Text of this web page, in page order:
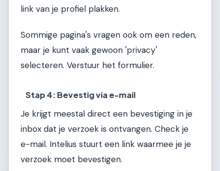
link van je profiel plakken.
Sommige pagina's vragen ook om een reden,
maar je kunt vaak gewoon 'privacy'
selecteren. Verstuur het formulier.
Stap 4: Bevestig via e-mail
Je krijgt meestal direct een bevestiging in je
inbox dat je verzoek is ontvangen. Check je
e-mail. Intelius stuurt een link waarmee je je
verzoek moet bevestigen.